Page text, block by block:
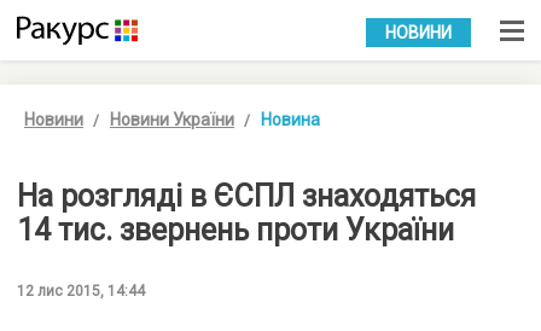
УКР РУС
НОВИНИ
Новини Новини України Новина
На розгляді в ЄСПЛ знаходяться
14 тис. звернень проти України
12 лис 2015, 14:44